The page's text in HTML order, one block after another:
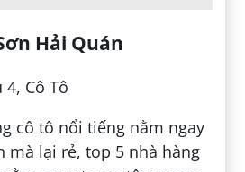
Hải Quán
Cô Tô